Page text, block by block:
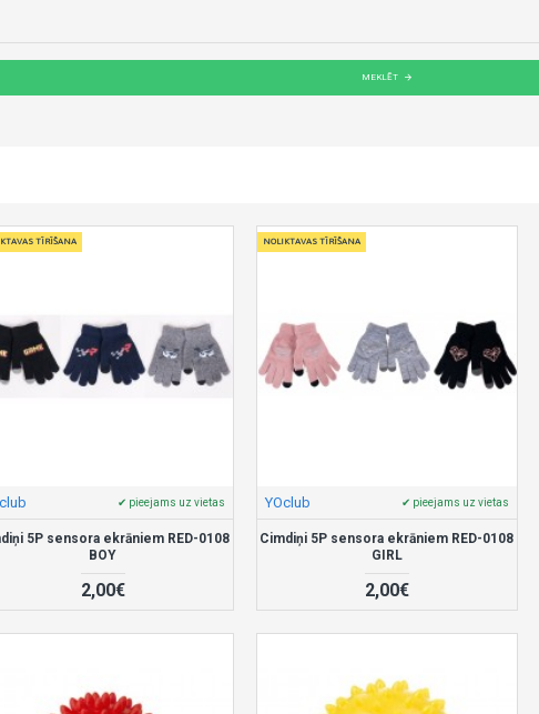
MEKLĒT
TĪRĪŠANA
✔ pieejams uz vietas
5P sensora ekrāniem RED-0108
BOY
2,00€
NOLIKTAVAS TĪRĪŠANA
YOclub ✔ pieejams uz vietas
Cimdiņi 5P sensora ekrāniem RED-0108
GIRL
2,00€